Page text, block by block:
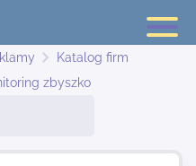
Katalog firm
zbyszko